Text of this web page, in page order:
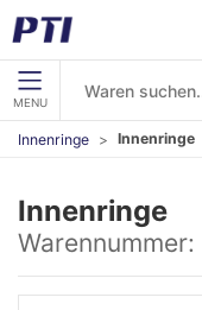
MENU
Innenringe Innenringe
Innenringe
Warennummer: